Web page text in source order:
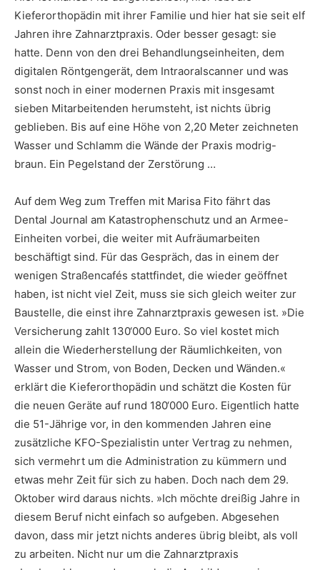
Kieferorthopädin mit ihrer Familie und hier hat sie seit elf
Jahren ihre Zahnarztpraxis. Oder besser gesagt: sie
hatte. Denn von den drei Behandlungseinheiten, dem
digitalen Röntgengerät, dem Intraoralscanner und was
sonst noch in einer modernen Praxis mit insgesamt
sieben Mitarbeitenden herumsteht, ist nichts übrig
geblieben. Bis auf eine Höhe von 2,20 Meter zeichneten
Wasser und Schlamm die Wände der Praxis modrig-
braun. Ein Pegelstand der Zerstörung …
Auf dem Weg zum Treffen mit Marisa Fito fährt das
Dental Journal am Katastrophenschutz und an Armee-
Einheiten vorbei, die weiter mit Aufräumarbeiten
beschäftigt sind. Für das Gespräch, das in einem der
wenigen Straßencafés stattfindet, die wieder geöffnet
haben, ist nicht viel Zeit, muss sie sich gleich weiter zur
Baustelle, die einst ihre Zahnarztpraxis gewesen ist. »Die
Versicherung zahlt 130‘000 Euro. So viel kostet mich
allein die Wiederherstellung der Räumlichkeiten, von
Wasser und Strom, von Boden, Decken und Wänden.«
erklärt die Kieferorthopädin und schätzt die Kosten für
die neuen Geräte auf rund 180‘000 Euro. Eigentlich hatte
die 51-Jährige vor, in den kommenden Jahren eine
zusätzliche KFO-Spezialistin unter Vertrag zu nehmen,
sich vermehrt um die Administration zu kümmern und
etwas mehr Zeit für sich zu haben. Doch nach dem 29.
Oktober wird daraus nichts. »Ich möchte dreißig Jahre in
diesem Beruf nicht einfach so aufgeben. Abgesehen
davon, dass mir jetzt nichts anderes übrig bleibt, als voll
zu arbeiten. Nicht nur um die Zahnarztpraxis